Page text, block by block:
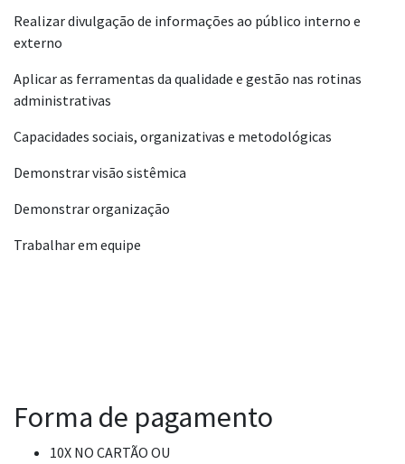
Realizar divulgação de informações ao público interno e
externo
Aplicar as ferramentas da qualidade e gestão nas rotinas
administrativas
Capacidades sociais, organizativas e metodológicas
Demonstrar visão sistêmica
Demonstrar organização
Trabalhar em equipe
Forma de pagamento
10X NO CARTÃO OU